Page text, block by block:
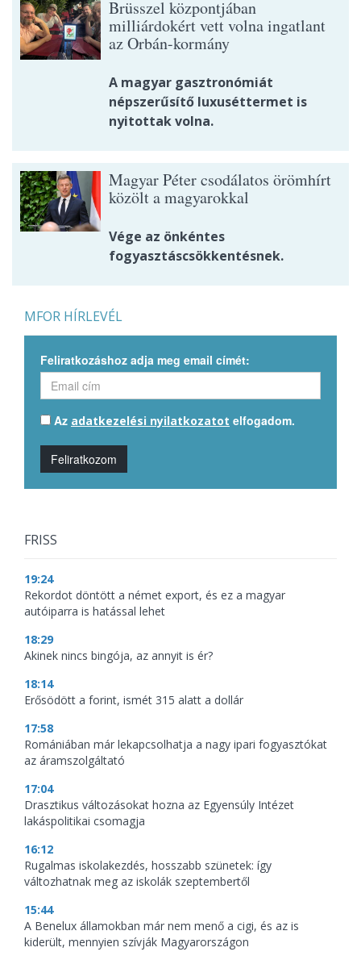
Brüsszel központjában
milliárdokért vett volna ingatlant
az Orbán-kormány
A magyar gasztronómiát
népszerűsítő luxuséttermet is
nyitottak volna.
Magyar Péter csodálatos örömhírt
közölt a magyarokkal
Vége az önkéntes
fogyasztáscsökkentésnek.
MFOR HÍRLEVÉL
Feliratkozáshoz adja meg email címét:
Az adatkezelési nyilatkozatot elfogadom.
Feliratkozom
FRISS
19:24
Rekordot döntött a német export, és ez a magyar
autóiparra is hatással lehet
18:29
Akinek nincs bingója, az annyit is ér?
18:14
Erősödött a forint, ismét 315 alatt a dollár
17:58
Romániában már lekapcsolhatja a nagy ipari fogyasztókat
az áramszolgáltató
17:04
Drasztikus változásokat hozna az Egyensúly Intézet
lakáspolitikai csomagja
16:12
Rugalmas iskolakezdés, hosszabb szünetek: így
változhatnak meg az iskolák szeptembertől
15:44
A Benelux államokban már nem menő a cigi, és az is
kiderült, mennyien szívják Magyarországon